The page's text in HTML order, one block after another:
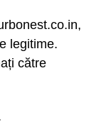
legitime.
către